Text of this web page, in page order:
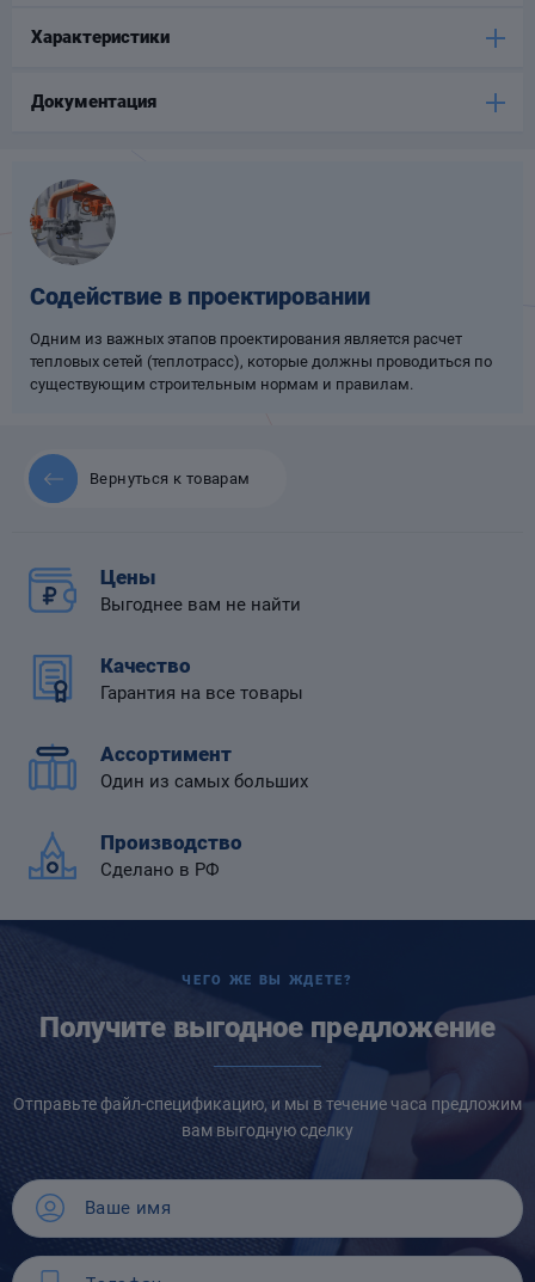
Характеристики
Документация
Содействие в проектировании
Одним из важных этапов проектирования является расчет
тепловых сетей (теплотрасс), которые должны проводиться по
существующим строительным нормам и правилам.
Вернуться к товарам
Цены
Выгоднее вам не найти
Качество
Гарантия на все товары
Ассортимент
Один из самых больших
Производство
Сделано в РФ
ЧЕГО ЖЕ ВЫ ЖДЕТЕ?
Получите выгодное предложение
Отправьте файл-спецификацию, и мы в течение часа предложим
вам выгодную сделку
Фильтры для
Компенсаторы